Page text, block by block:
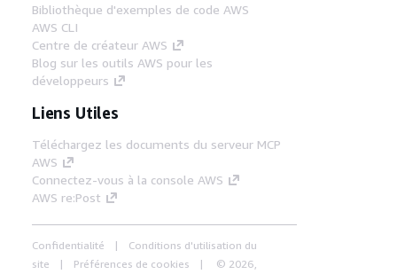
Bibliothèque d'exemples de code AWS
AWS CLI
Centre de créateur AWS
Blog sur les outils AWS pour les
développeurs
Liens Utiles
Téléchargez les documents du serveur MCP
AWS
Connectez-vous à la console AWS
AWS re:Post
Confidentialité
Conditions d'utilisation du
site
Préférences de cookies
© 2026,